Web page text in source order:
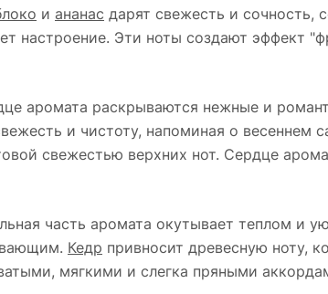
и ананас дарят свежесть и сочность,
настроение. Эти ноты создают эффект
аромата раскрываются нежные и
и чистоту, напоминая о весеннем
свежестью верхних нот. Сердце
часть аромата окутывает теплом и
Кедр привносит древесную ноту,
мягкими и слегка пряными